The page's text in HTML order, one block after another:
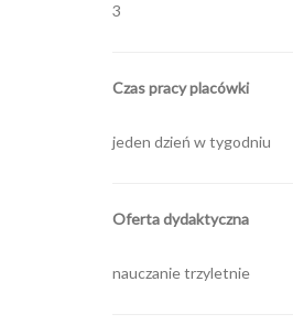
3
Czas pracy placówki
jeden dzień w tygodniu
Oferta dydaktyczna
nauczanie trzyletnie